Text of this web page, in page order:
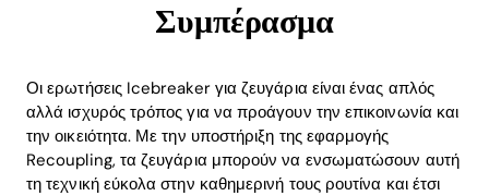
Συμπέρασμα
Οι ερωτήσεις Icebreaker για ζευγάρια είναι ένας απλός
αλλά ισχυρός τρόπος για να προάγουν την επικοινωνία και
την οικειότητα. Με την υποστήριξη της εφαρμογής
Recoupling, τα ζευγάρια μπορούν να ενσωματώσουν αυτή
τη τεχνική εύκολα στην καθημερινή τους ρουτίνα και έτσι